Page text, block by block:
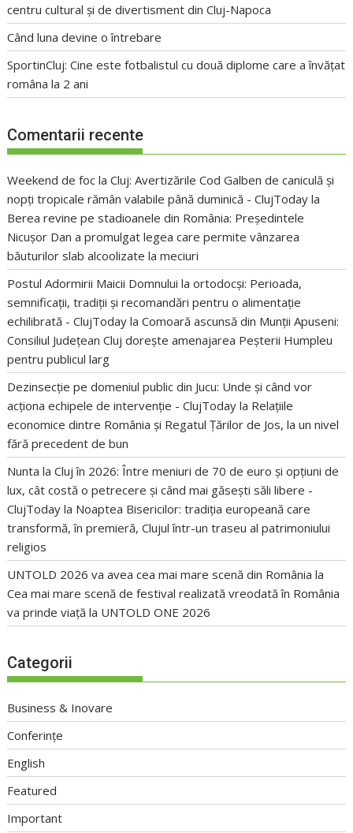
centru cultural și de divertisment din Cluj-Napoca
Când luna devine o întrebare
SportinCluj: Cine este fotbalistul cu două diplome care a învățat
româna la 2 ani
Comentarii recente
Weekend de foc la Cluj: Avertizările Cod Galben de caniculă și
nopți tropicale rămân valabile până duminică - ClujToday la
Berea revine pe stadioanele din România: Președintele
Nicușor Dan a promulgat legea care permite vânzarea
băuturilor slab alcoolizate la meciuri
Postul Adormirii Maicii Domnului la ortodocși: Perioada,
semnificații, tradiții și recomandări pentru o alimentație
echilibrată - ClujToday laComoară ascunsă din Munții Apuseni:
Consiliul Județean Cluj dorește amenajarea Peșterii Humpleu
pentru publicul larg
Dezinsecție pe domeniul public din Jucu: Unde și când vor
acționa echipele de intervenție - ClujToday la Relațiile
economice dintre România și Regatul Țărilor de Jos, la un nivel
fără precedent de bun
Nunta la Cluj în 2026: Între meniuri de 70 de euro și opțiuni de
lux, cât costă o petrecere și când mai găsești săli libere -
ClujToday la Noaptea Bisericilor: tradiția europeană care
transformă, în premieră, Clujul într-un traseu al patrimoniului
religios
UNTOLD 2026 va avea cea mai mare scenă din România la
Cea mai mare scenă de festival realizată vreodată în România
va prinde viață la UNTOLD ONE 2026
Categorii
Business & Inovare
Conferințe
English
Featured
Important